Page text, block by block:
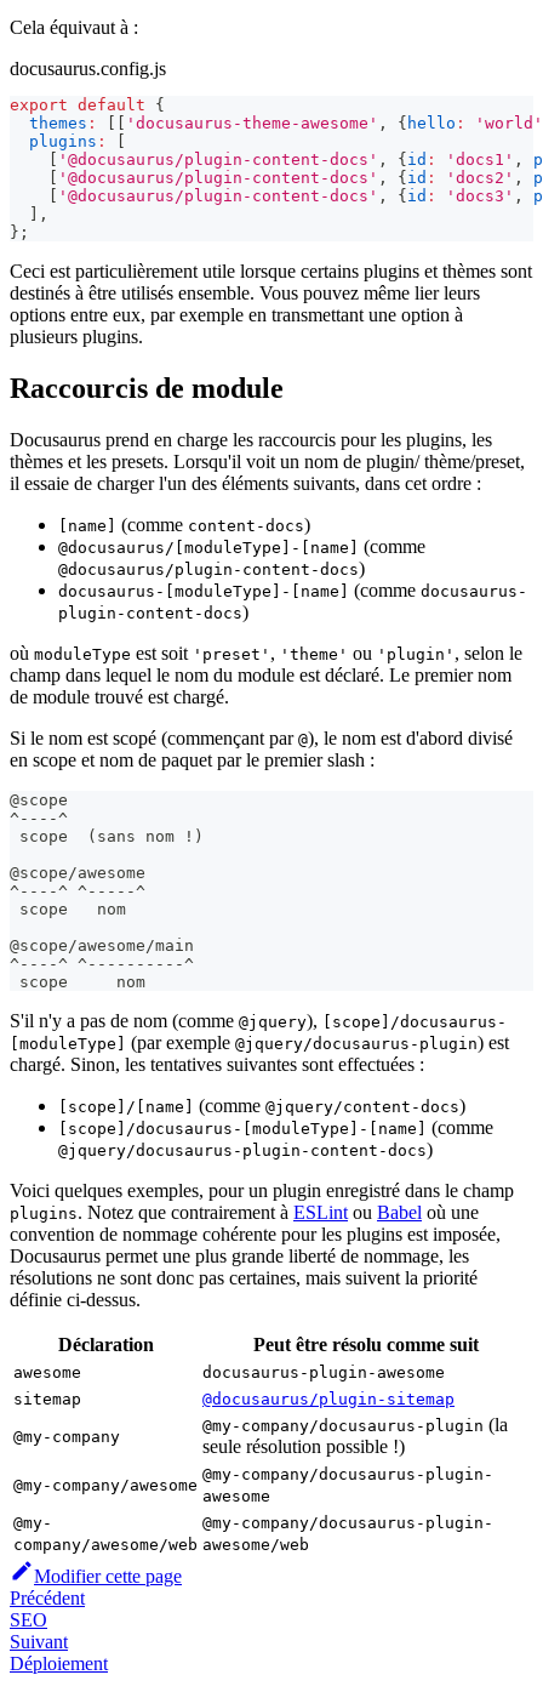
Cela équivaut à :
docusaurus.config.js
export default
{
themes : 'docusaurus-theme-awesome' , { hello :
'world'
plugins :
'@docusaurus/plugin-content-docs' , { id : 'docs1' ,
'@docusaurus/plugin-content-docs' , { id : 'docs2' ,
'@docusaurus/plugin-content-docs' , { id : 'docs3' ,
,
} ;
Ceci est particulièrement utile lorsque certains plugins et thèmes sont
destinés à être utilisés ensemble. Vous pouvez même lier leurs
options entre eux, par exemple en transmettant une option à
plusieurs plugins.
Raccourcis de module
Docusaurus prend en charge les raccourcis pour les plugins, les
thèmes et les presets. Lorsqu'il voit un nom de plugin/ thème/preset,
il essaie de charger l'un des éléments suivants, dans cet ordre :
[name] (comme content-docs)
@docusaurus/[moduleType]-[name] (comme
@docusaurus/plugin-content-docs)
docusaurus-[moduleType]-[name] (comme docusaurus-
plugin-content-docs)
où moduleType est soit 'preset' , 'theme' ou 'plugin' , selon le
champ dans lequel le nom du module est déclaré. Le premier nom
de module trouvé est chargé.
Si le nom est scopé (commençant par @), le nom est d'abord divisé
en scope et nom de paquet par le premier slash :
@scope
^----^
scope  (sans nom !)
@scope/awesome
^----^ ^-----^
scope   nom
@scope/awesome/main
^----^ ^----------^
scope     nom
S'il n'y a pas de nom (comme @jquery),
[scope]/docusaurus-
[moduleType]
(par exemple @jquery/docusaurus-plugin) est
chargé. Sinon, les tentatives suivantes sont effectuées :
[scope]/[name] (comme @jquery/content-docs)
[scope]/docusaurus-[moduleType]-[name] (comme
@jquery/docusaurus-plugin-content-docs)
Voici quelques exemples, pour un plugin enregistré dans le champ
plugins. Notez que contrairement à ESLint ou Babel où une
convention de nommage cohérente pour les plugins est imposée,
Docusaurus permet une plus grande liberté de nommage, les
résolutions ne sont donc pas certaines, mais suivent la priorité
définie ci-dessus.
Déclaration Peut être résolu comme suit
awesome
docusaurus-plugin-awesome
sitemap
@docusaurus/plugin-sitemap
@my-company
@my-company/docusaurus-plugin (la
seule résolution possible !)
@my-company/awesome
@my-company/docusaurus-plugin-
awesome
@my-
company/awesome/web
@my-company/docusaurus-plugin-
awesome/web
Modifier cette page
Précédent
SEO
Suivant
Déploiement